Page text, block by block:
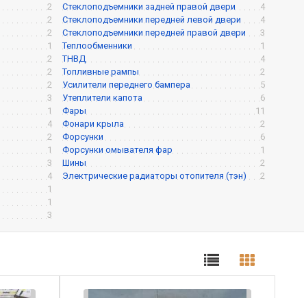
2
2
2
1
2
2
2
3
1
4
2
1
3
4
1
1
3
Стеклоподъемники задней правой двери
4
Стеклоподъемники передней левой двери
4
Стеклоподъемники передней правой двери
3
Теплообменники
1
ТНВД
4
Топливные рампы
2
Усилители переднего бампера
5
Утеплители капота
6
Фары
11
Фонари крыла
2
Форсунки
6
Форсунки омывателя фар
1
Шины
2
Электрические радиаторы отопителя (тэн)
2